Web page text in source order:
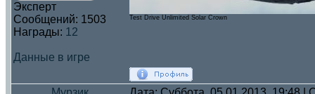
Эксперт
Сообщений: 1503
Награды: 12
Данные в игре
Test Drive Unlimited Solar Crown